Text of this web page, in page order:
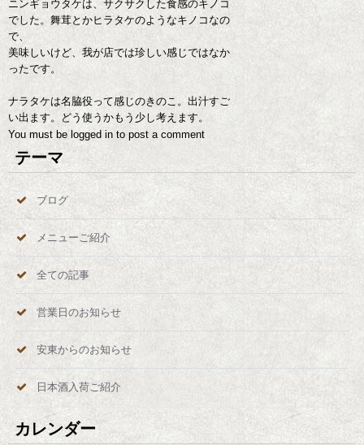
ニンギョウタケは、サクサクした食感のキノコ
でした。舞茸とかヒラタケのようなキノコなの
で、
美味しいけど、我が店では珍しい感じではなか
ったです。
ナラタケは名脇役って感じのきのこ。出汁すご
い出ます。どう使うかもう少し考えます。
You must be logged in to post a comment
テーマ
ブログ
メニューご紹介
全ての記事
営業日のお知らせ
安東からのお知らせ
日本酒入荷ご紹介
カレンダー